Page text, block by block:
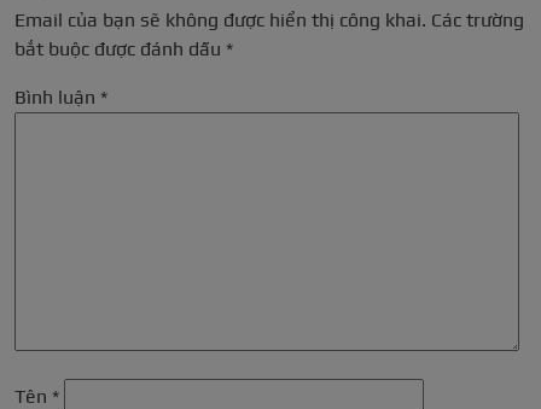
Email của bạn sẽ không được hiển thị công khai. Các trường
bắt buộc được đánh dấu *
Bình luận *
Tên *